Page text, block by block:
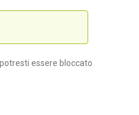
essere bloccato